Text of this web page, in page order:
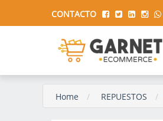
CONTACTO
Home REPUESTOS